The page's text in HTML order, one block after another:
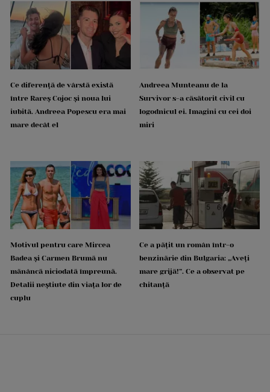
Ce diferență de vârstă există
între Rareș Cojoc și noua lui
iubită. Andreea Popescu era mai
mare decât el
Andreea Munteanu de la
Survivor s-a căsătorit civil cu
logodnicul ei. Imagini cu cei doi
miri
Motivul pentru care Mircea
Badea și Carmen Brumă nu
mănâncă niciodată împreună.
Detalii neștiute din viața lor de
cuplu
Ce a pățit un român într-o
benzinărie din Bulgaria: „Aveți
mare grijă!”. Ce a observat pe
chitanță